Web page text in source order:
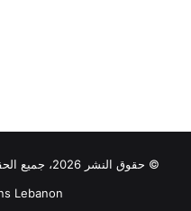
© حقوق النشر 2026، جميع الحقوق محفوظة |
Lebanon